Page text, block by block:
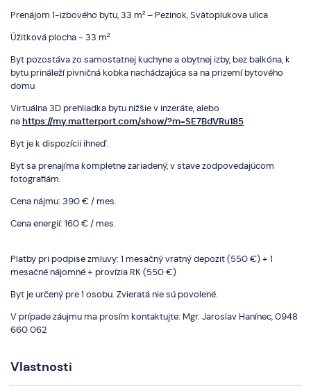
Prenájom 1-izbového bytu, 33 m² – Pezinok, Svätoplukova ulica
Úžitková plocha - 33 m²
Byt pozostáva zo samostatnej kuchyne a obytnej izby, bez balkóna, k
bytu prináleží pivničná kobka nachádzajúca sa na prizemí bytového
domu
Virtuálna 3D prehliadka bytu nižšie v inzeráte, alebo
nahttps://my.matterport.com/show/?m=SE7BdVRu185
Byt je k dispozícii ihneď.
Byt sa prenajíma kompletne zariadený, v stave zodpovedajúcom
fotografiám.
Cena nájmu: 390 € / mes.
Cena energií: 160 € / mes.
Platby pri podpise zmluvy: 1 mesačný vratný depozit (550 €) + 1
mesačné nájomné + provízia RK (550 €)
Byt je určený pre 1 osobu. Zvieratá nie sú povolené.
V prípade záujmu ma prosím kontaktujte: Mgr. Jaroslav Hanínec, 0948
660 062
Vlastnosti